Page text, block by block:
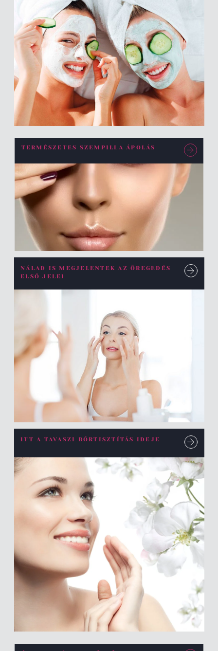
TERMÉSZETES SZEMPILLA ÁPOLÁS
NÁLAD IS MEGJELENTEK AZ ÖREGEDÉS
ELSŐ JELEI
ITT A TAVASZI BŐRTISZTÍTÁS IDEJE